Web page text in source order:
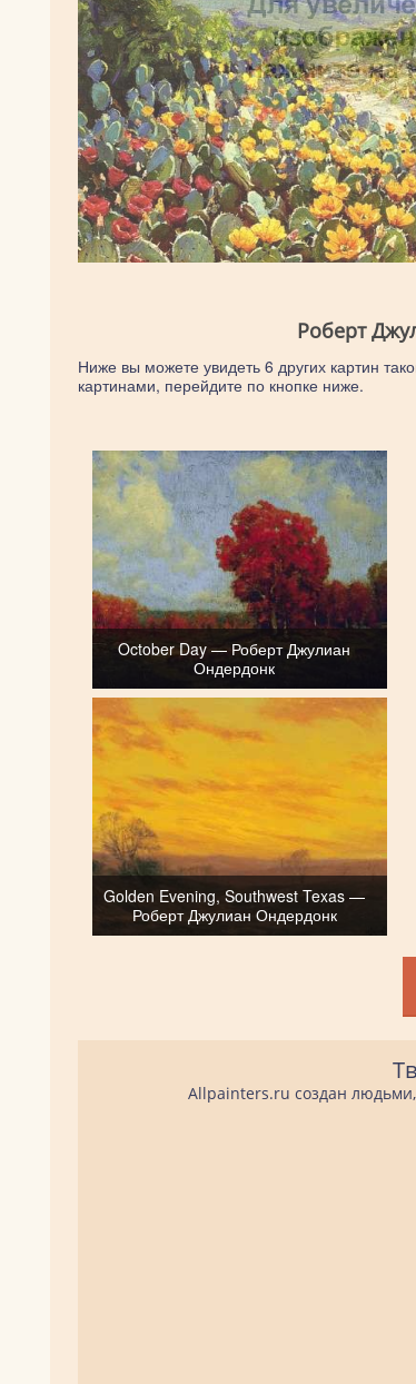
Роберт
Ниже вы можете увидеть 6 других картин
картинами, перейдите по кнопке ниже.
October Day — Роберт Джулиан
Ондердонк
Golden Evening, Southwest Texas —
Роберт Джулиан Ондердонк
Allpainters.ru создан